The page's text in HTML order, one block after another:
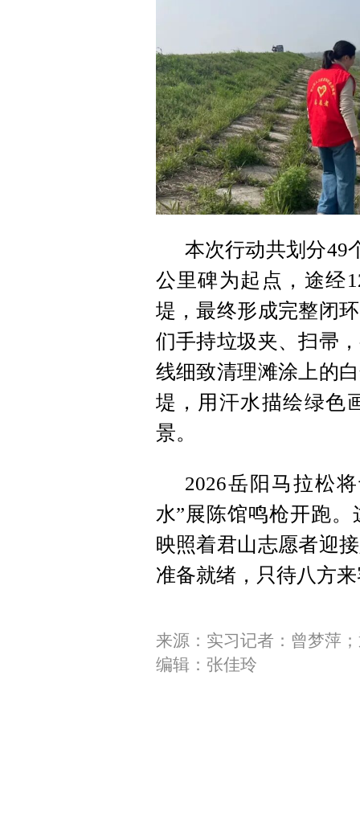
本次行动共划分49
公里碑为起点，途经
堤，最终形成完整闭
们手持垃圾夹、扫帚
线细致清理滩涂上的
堤，用汗水描绘绿色
景。
2026岳阳马拉松
水”展陈馆鸣枪开跑
映照着君山志愿者迎
准备就绪，只待八方
来源：实习记者：曾梦萍
编辑：张佳玲